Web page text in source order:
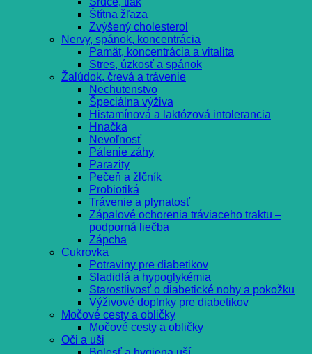
Štítna žľaza
Zvýšený cholesterol
Nervy, spánok, koncentrácia
Pamät, koncentrácia a vitalita
Stres, úzkosť a spánok
Žalúdok, črevá a trávenie
Nechutenstvo
Špeciálna výživa
Histamínová a laktózová intolerancia
Hnačka
Nevoľnosť
Pálenie záhy
Parazity
Pečeň a žlčník
Probiotiká
Trávenie a plynatosť
Zápalové ochorenia tráviaceho traktu –
podporná liečba
Zápcha
Cukrovka
Potraviny pre diabetikov
Sladidlá a hypoglykémia
Starostlivosť o diabetické nohy a pokožku
Výživové doplnky pre diabetikov
Močové cesty a obličky
Močové cesty a obličky
Oči a uši